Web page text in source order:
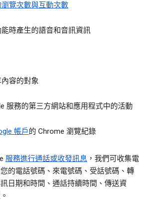
覽次數與互動次數
時產生的語音和音訊資訊
容的對象
服務的第三方網站和應用程式中的活動
帳戶的 Chrome 瀏覽紀錄
服務進行通話或收發訊息 ，我們可收集電
的電話號碼、來電號碼、受話號碼、轉
日期和時間、通話持續時間、傳送資